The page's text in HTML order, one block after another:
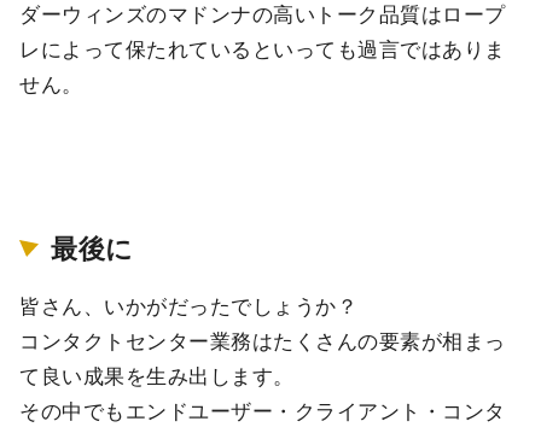
ダーウィンズのマドンナの高いトーク品質はロープ
レによって保たれているといっても過言ではありま
せん。
最後に
皆さん、いかがだったでしょうか？
コンタクトセンター業務はたくさんの要素が相まっ
て良い成果を生み出します。
その中でもエンドユーザー・クライアント・コンタ